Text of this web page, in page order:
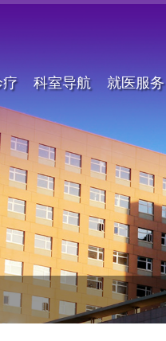
疗 科室导航 就医服务